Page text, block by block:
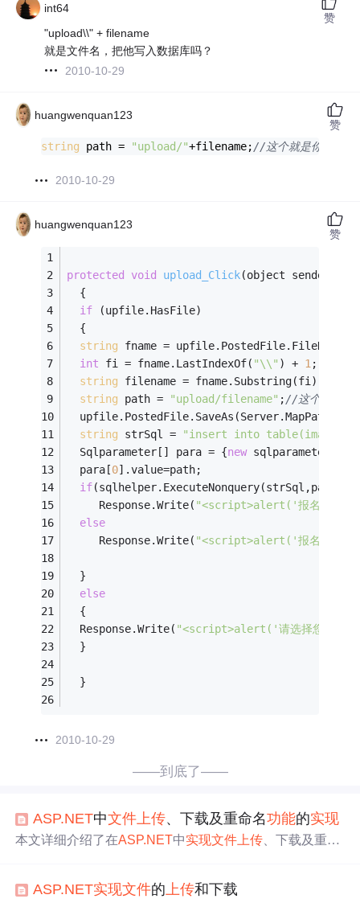
int64
"upload\\" + filename
就是文件名，把他写入数据库吗？
2010-10-29
赞
huangwenquan123
string path = "upload/"+filename;//这个就是你的图片
2010-10-29
赞
huangwenquan123
protected void upload_Click(object sender,
  {
if (upfile.HasFile)
  {
string fname = upfile.PostedFile.FileName;
int fi = fname.LastIndexOf( "\\" ) + 1 ;
string filename = fname.Substring(fi);
string path = "upload/filename" ;//这个就是你
string strSql =
"insert into
  Sqlparameter[] para = {
new sqlparameter(
  para[
0].value=path;
if(sqlhelper.ExecuteNonquery(strSql,para)==
     Response.Write(
"<script>alert('报名表上
else
     Response.Write(
"<script>alert('报名表上
  }
else
  {
  Response.Write(
"<script>alert('请选择您要上
  }
  }
2010-10-29
赞
——到底了——
ASP.NET中文件上传、下载及重命名功能的实现
本文详细介绍了在ASP.NET中实现文件 上传 、下载及重命
处理。还阐述了文件大小限制、类型检查以及防止
ASP.NET实现文件的上传和下载